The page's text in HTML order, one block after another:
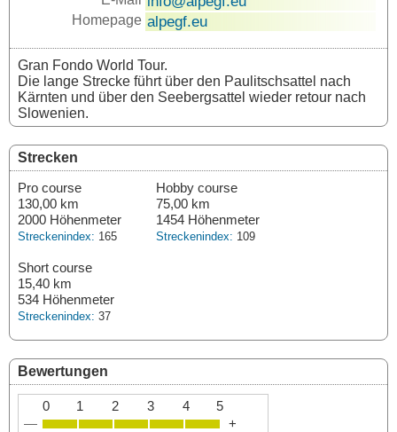
Homepage alpegf.eu
Gran Fondo World Tour.
Die lange Strecke führt über den Paulitschsattel nach
Kärnten und über den Seebergsattel wieder retour nach
Slowenien.
Strecken
Pro course
130,00 km
2000 Höhenmeter
Streckenindex: 165
Hobby course
75,00 km
1454 Höhenmeter
Streckenindex: 109
Short course
15,40 km
534 Höhenmeter
Streckenindex: 37
Bewertungen
0 1 2 3 4
5
—
+